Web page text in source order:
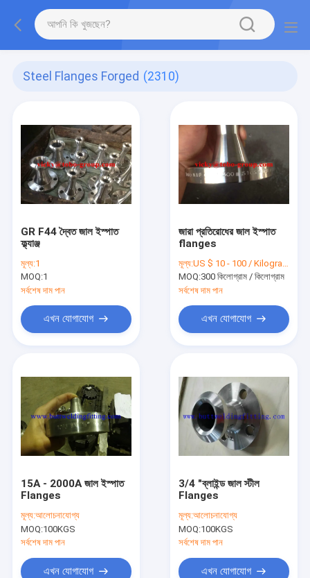
Steel Flanges Forged (2310)
GR F44 দ্বৈত জাল ইস্পাত
ফ্ল্যাঞ্জ
মূল্য:1
MOQ:1
সর্বশেষ দাম পান
এখন যোগাযোগ
জারা প্রতিরোধের জাল ইস্পাত
flanges
মূল্য:US $ 10 - 100 / Kilogram
MOQ:300 কিলোগ্রাম / কিলোগ্রাম
সর্বশেষ দাম পান
এখন যোগাযোগ
15A - 2000A জাল ইস্পাত
Flanges
মূল্য:আলোচনাযোগ্য
MOQ:100KGS
সর্বশেষ দাম পান
এখন যোগাযোগ
3/4 "ব্লাইন্ড জাল স্টীল
Flanges
মূল্য:আলোচনাযোগ্য
MOQ:100KGS
সর্বশেষ দাম পান
এখন যোগাযোগ